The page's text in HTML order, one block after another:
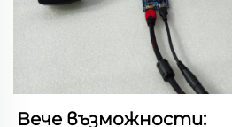
Вече възможности: